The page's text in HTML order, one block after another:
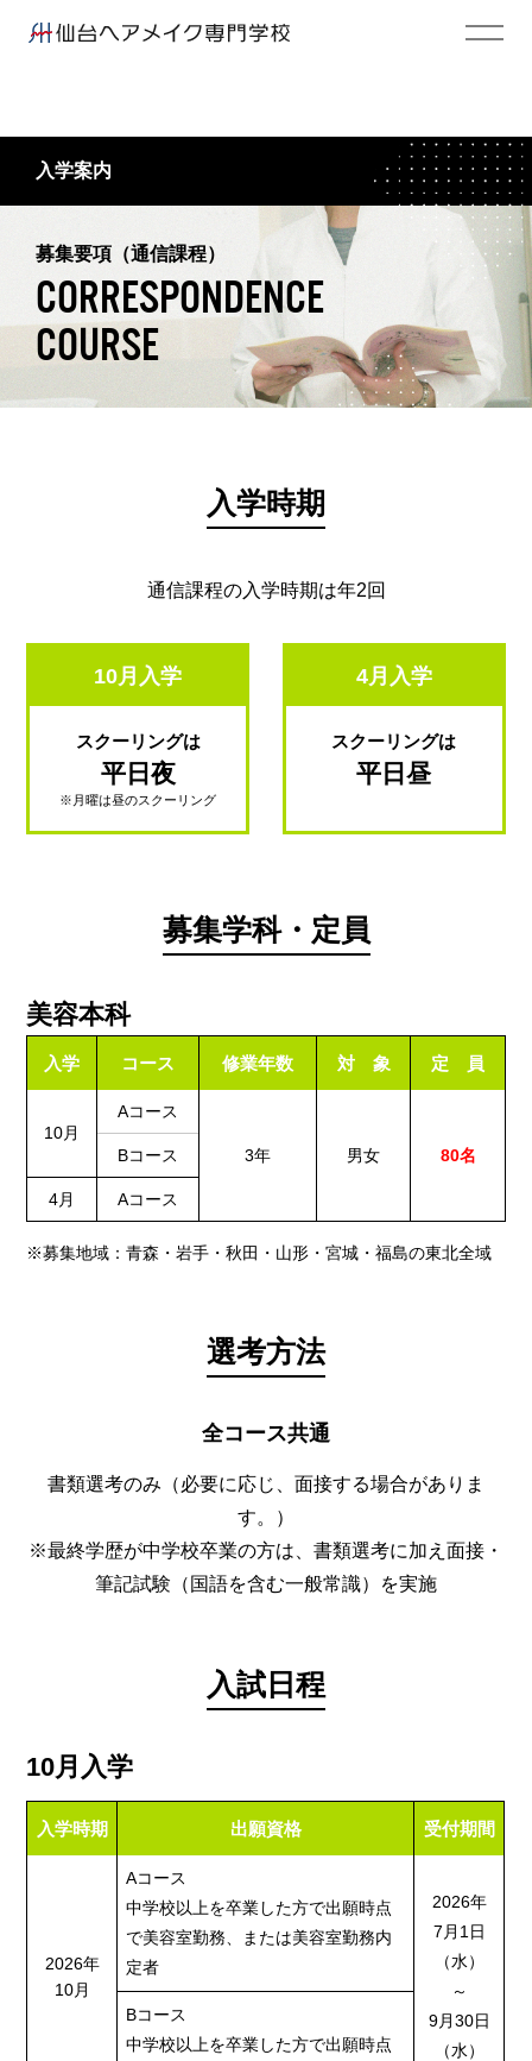
入学案内
募集要項（通信課程）
CORRESPONDENCE
COURSE
入学時期
通信課程の入学時期は年2回
10月入学
スクーリングは
平日夜
※月曜は昼のスクーリング
4月入学
スクーリングは
平日昼
募集学科・定員
美容本科
入学 コース 修業年数 対 象 定 員
10月
Aコース
3年 男女 80名
Bコース
4月 Aコース
※募集地域：青森・岩手・秋田・山形・宮城・福島の東北全域
選考方法
全コース共通
書類選考のみ（必要に応じ、面接する場合がありま
す。）
※最終学歴が中学校卒業の方は、書類選考に加え面接・
筆記試験（国語を含む一般常識）を実施
入試日程
10月入学
入学時期 出願資格 受付期間
2026年
10月
Aコース
中学校以上を卒業した方で出願時点
で美容室勤務、または美容室勤務内
定者
2026年
7月1日
（水）
～
9月30日
（水）
Bコース
中学校以上を卒業した方で出願時点